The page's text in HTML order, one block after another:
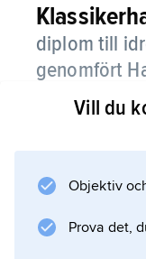
diplom till
genomfört
alternativt
skidor),
halva
Vill du
Objektiv
Prova det,